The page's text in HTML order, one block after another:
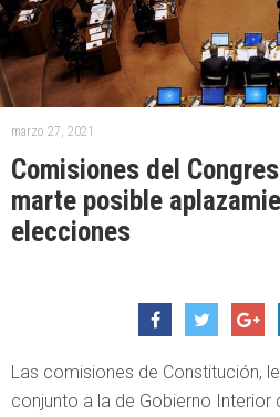
marzo 27, 2021
Comisiones del
marte posible
elecciones
Las comisiones de Constitución,
conjunto a la de Gobierno Interior